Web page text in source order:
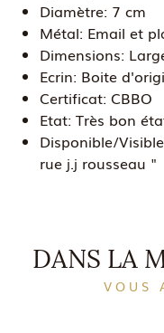
Diamètre: 7 cm
Métal: Email et
Dimensions:
Ecrin: Boite
Certificat: CBBO
Etat: Très bon
Disponible/
rue j.j rousseau "
DANS LA
VOUS